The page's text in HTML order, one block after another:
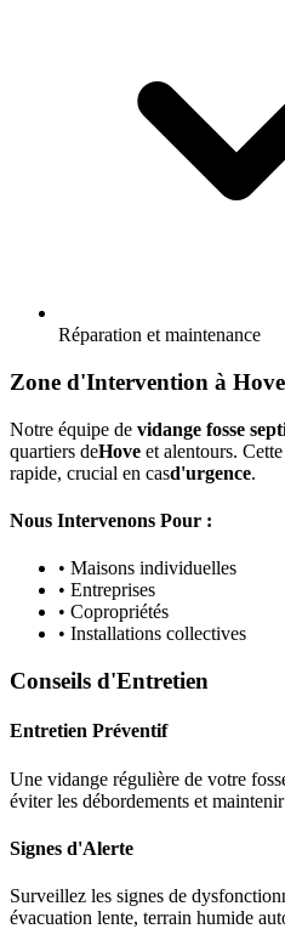
Réparation et maintenance
Zone d'Intervention à Hove
Notre équipe de vidange fosse
quartiers deHove et alentours.
rapide, crucial en casd'urgence.
Nous Intervenons Pour :
• Maisons individuelles
• Entreprises
• Copropriétés
• Installations collectives
Conseils d'Entretien
Entretien Préventif
Une vidange régulière de votre
éviter les débordements et
Signes d'Alerte
Surveillez les signes de
évacuation lente, terrain humide